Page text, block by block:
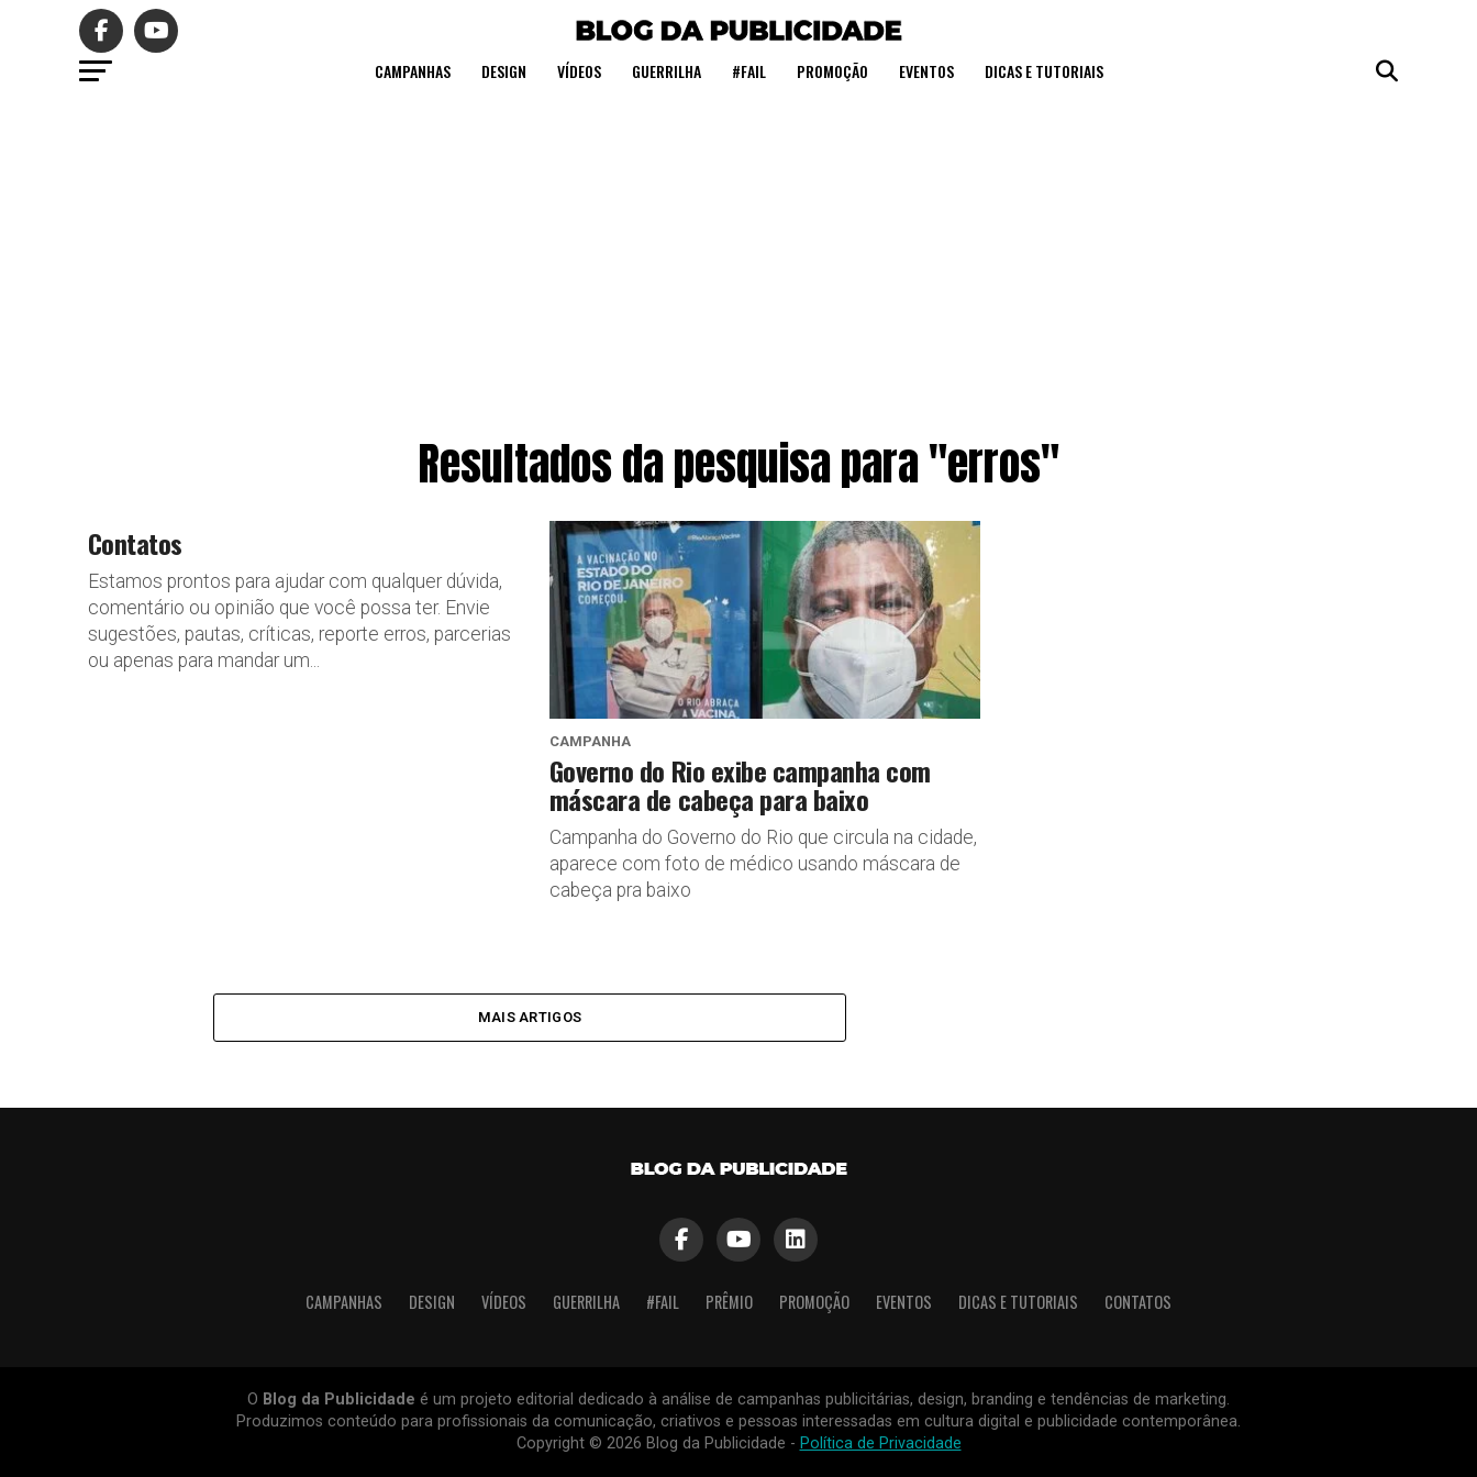
CAMPANHAS DESIGN VÍDEOS GUERRILHA #FAIL PROMOÇÃO EVENTOS DICAS E TUTORIAIS
Resultados da pesquisa para "erros"
Contatos
Estamos prontos para ajudar com qualquer dúvida,
comentário ou opinião que você possa ter. Envie
sugestões, pautas, críticas, reporte erros, parcerias
ou apenas para mandar um...
CAMPANHA
Governo do Rio exibe campanha com
máscara de cabeça para baixo
Campanha do Governo do Rio que circula na cidade,
aparece com foto de médico usando máscara de
cabeça pra baixo
MAIS ARTIGOS
CAMPANHAS DESIGN VÍDEOS GUERRILHA #FAIL PRÊMIO PROMOÇÃO EVENTOS DICAS E TUTORIAIS CONTATOS
O Blog da Publicidade é um projeto editorial dedicado à análise de campanhas publicitárias, design, branding e tendências de marketing.
Produzimos conteúdo para profissionais da comunicação, criativos e pessoas interessadas em cultura digital e publicidade contemporânea.
Copyright © 2026 Blog da Publicidade - Política de Privacidade